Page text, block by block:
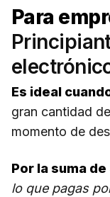
Para
Es ideal
gran cantidad
momento de
Por la suma
lo que pagas